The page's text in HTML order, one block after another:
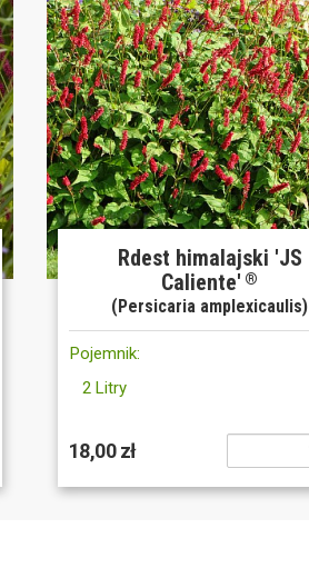
Rdest himalajski 'JS
Caliente' ®
(Persicaria amplexicaulis)
Pojemnik:
2 Litry
18,00 zł